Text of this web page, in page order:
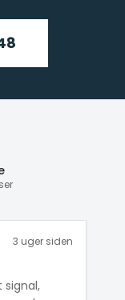
3 uger siden